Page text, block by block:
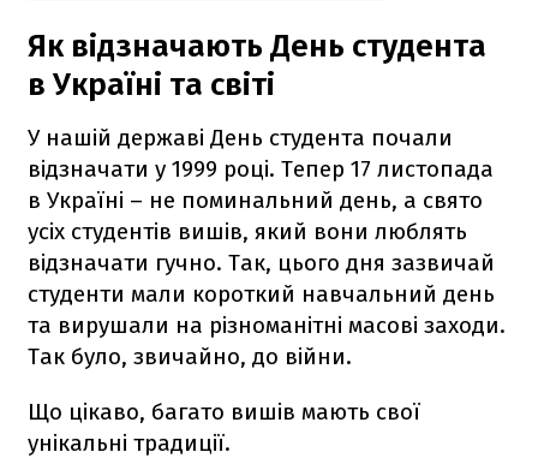
Як відзначають День студента
в Україні та світі
У нашій державі День студента почали
відзначати у 1999 році. Тепер 17 листопада
в Україні – не поминальний день, а свято
усіх студентів вишів, який вони люблять
відзначати гучно. Так, цього дня зазвичай
студенти мали короткий навчальний день
та вирушали на різноманітні масові заходи.
Так було, звичайно, до війни.
Що цікаво, багато вишів мають свої
унікальні традиції.